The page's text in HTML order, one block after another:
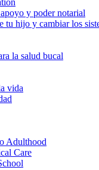
y poder notarial
tu hijo y cambiar los
la salud bucal
vida
Adulthood
Care